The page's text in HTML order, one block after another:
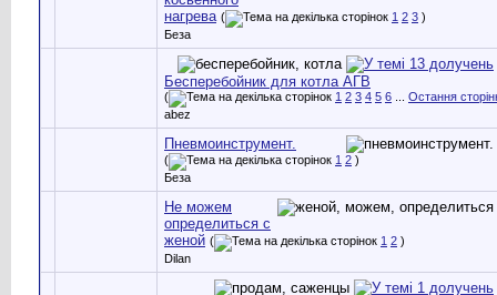
нагрева ( 1 2 3 )
Беза
Бесперебойник для котла АГВ
( 1 2 3 4 5 6
Остання
abez
Пневмоинструмент.
( 1 2 )
Беза
Не можем
определиться с
женой ( 1 2 )
Dilan